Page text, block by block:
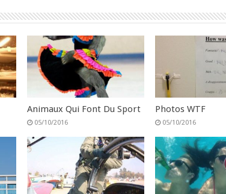
Animaux Qui Font Du Sport
05/10/2016
Photos WTF
05/10/2016